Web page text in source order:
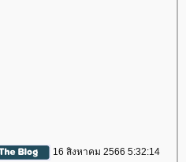
16 สิงหาคม 2566 5:32:14